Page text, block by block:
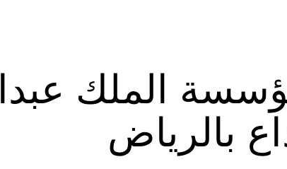
الملك
بالرياض